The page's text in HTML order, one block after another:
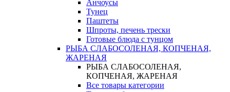
Анчоусы
Тунец
Паштеты
Шпроты, печень трески
Готовые блюда с тунцом
РЫБА СЛАБОСОЛЕНАЯ, КОПЧЕНАЯ,
ЖАРЕНАЯ
РЫБА СЛАБОСОЛЕНАЯ,
КОПЧЕНАЯ, ЖАРЕНАЯ
Все товары категории